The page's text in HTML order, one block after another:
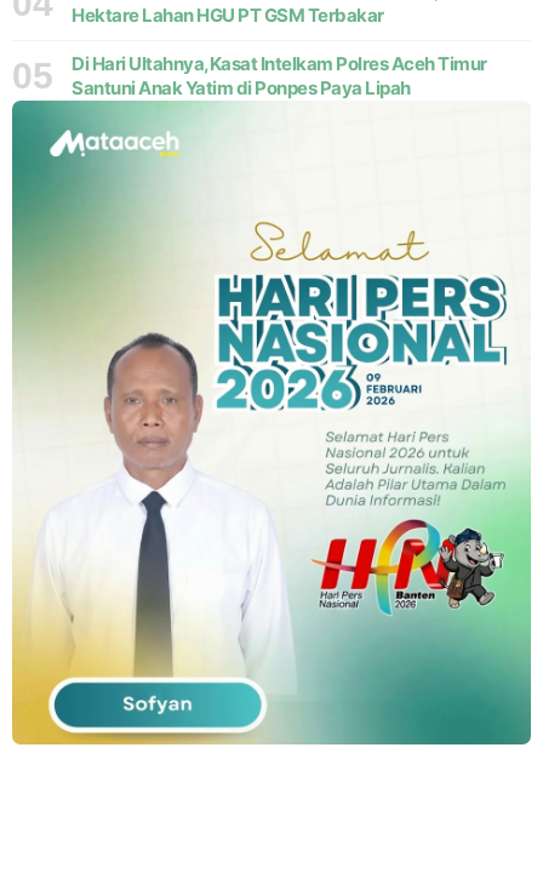
Hektare Lahan HGU PT GSM Terbakar
05
Di Hari Ultahnya,Kasat Intelkam Polres Aceh Timur
Santuni Anak Yatim di Ponpes Paya Lipah